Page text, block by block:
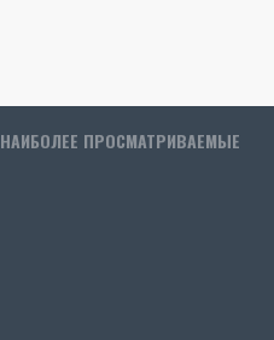
НАИБОЛЕЕ ПРОСМАТРИВАЕМЫЕ